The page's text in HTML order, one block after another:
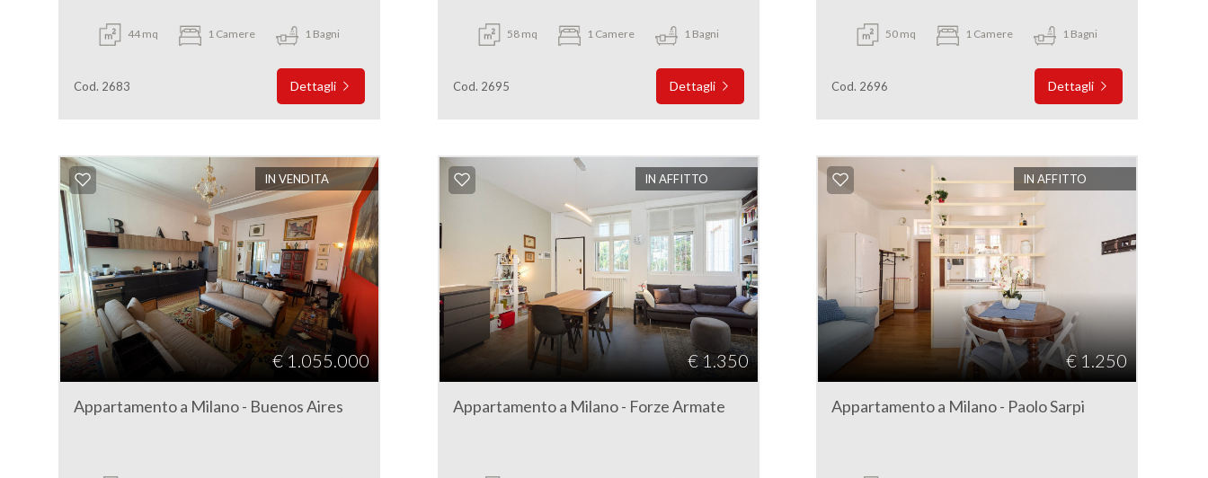
44 mq 1 Camere 1 Bagni
Cod. 2683 Dettagli
58 mq 1 Camere 1 Bagni
Cod. 2695 Dettagli
50 mq 1 Camere 1 Bagni
Cod. 2696 Dettagli
IN VENDITA
€ 1.055.000
Appartamento a Milano - Buenos Aires
IN AFFITTO
€ 1.350
Appartamento a Milano - Forze Armate
IN AFFITTO
€ 1.250
Appartamento a Milano - Paolo Sarpi